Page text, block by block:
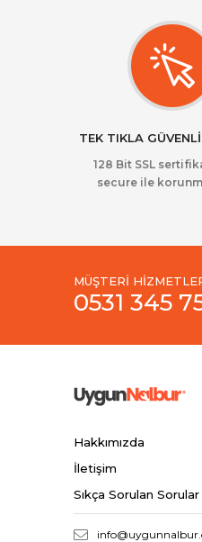
TEK TIKLA
128 Bit SSL
secure ile
MÜŞTERİ
0531 345
Hakkımızda
İletişim
Sıkça Sorulan Sorular